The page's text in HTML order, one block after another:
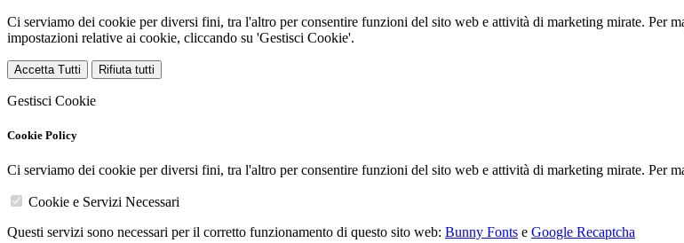
Ci serviamo dei cookie per diversi fini, tra l'altro per consentire funzioni del sito web e attività di marketing mirate. Per
impostazioni relative ai cookie, cliccando su 'Gestisci Cookie'.
Accetta Tutti Rifiuta tutti
Gestisci Cookie
Cookie Policy
Ci serviamo dei cookie per diversi fini, tra l'altro per consentire funzioni del sito web e attività di marketing mirate. Per
Cookie e Servizi Necessari
Questi servizi sono necessari per il corretto funzionamento di questo sito web: Bunny Fonts e Google Recaptcha